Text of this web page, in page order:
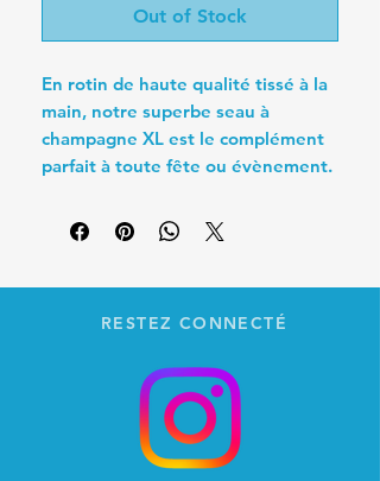
Out of Stock
En rotin de haute qualité tissé à la
main, notre superbe seau à
champagne XL est le complément
parfait à toute fête ou évènement.
RESTEZ CONNECTÉ